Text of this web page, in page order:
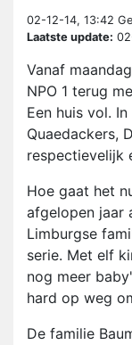
02-12-14, 13:42
Laatste update:
Vanaf
NPO 1 terug
Een huis vol.
Quaedackers,
respectievelijk
Hoe gaat het
afgelopen jaar
Limburgse
serie. Met elf
nog meer
hard op weg
De familie